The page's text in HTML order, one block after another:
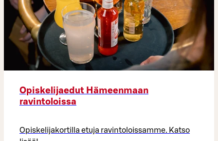
Opiskelijaedut Hämeenmaan
ravintoloissa
Opiskelijakortilla etuja ravintoloissamme. Katso